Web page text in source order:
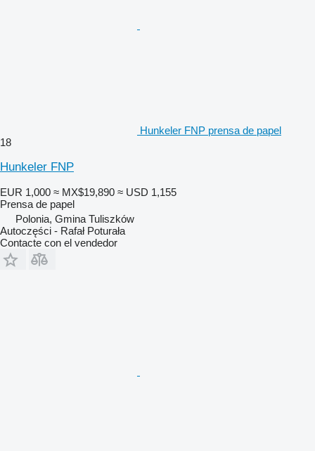
Hunkeler FNP prensa de papel
18
Hunkeler FNP
EUR 1,000 ≈ MX$19,890 ≈ USD 1,155
Prensa de papel
Polonia, Gmina Tuliszków
Autoczęści - Rafał Poturała
Contacte con el vendedor